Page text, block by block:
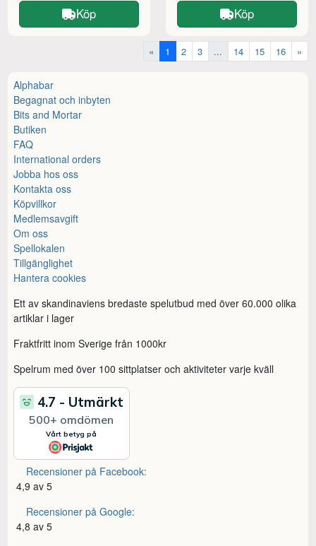
Köp Köp
« 1 2 3 ... 14 15 16 »
Alphabar
Begagnat och inbyten
Bits and Mortar
Butiken
FAQ
International orders
Jobba hos oss
Kontakta oss
Köpvillkor
Medlemsavgift
Om oss
Spellokalen
Tillgänglighet
Hantera cookies
Ett av skandinaviens bredaste spelutbud med över 60.000 olika
artiklar i lager
Fraktfritt inom Sverige från 1000kr
Spelrum med över 100 sittplatser och aktiviteter varje kväll
Recensioner på Facebook:
4,9 av 5
Recensioner på Google:
4,8 av 5